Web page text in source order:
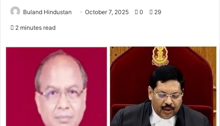
Buland Hindustan October 7, 2025 0 29
2 minutes read